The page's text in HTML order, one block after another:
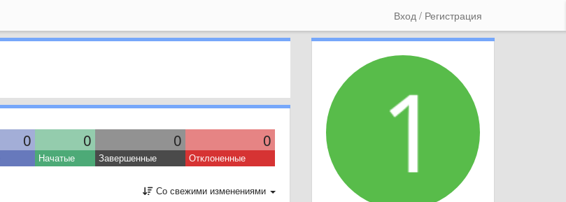
Вход / Регистрация
0 0 0 0
Начатые Завершенные Отклоненные
Со свежими изменениями